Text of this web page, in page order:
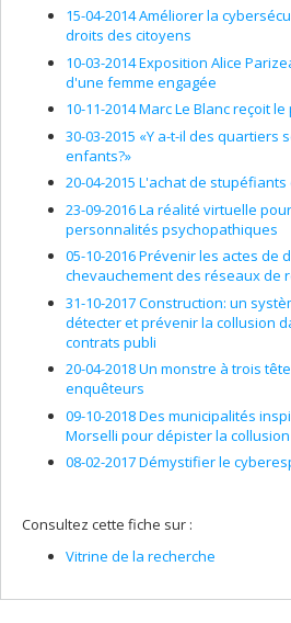
15-04-2014 Améliorer la
droits des citoyens
10-03-2014 Exposition Alice
d'une femme engagée
10-11-2014 Marc Le Blanc reçoit
30-03-2015 «Y a-t-il des quartiers
enfants?»
20-04-2015 L'achat de
23-09-2016 La réalité virtuelle
personnalités psychopathiques
05-10-2016 Prévenir les actes de
chevauchement des réseaux de
31-10-2017 Construction: un
détecter et prévenir la collusion
contrats publi
20-04-2018 Un monstre à trois
enquêteurs
09-10-2018 Des municipalités
Morselli pour dépister la collusion
08-02-2017 Démystifier le
Consultez cette fiche sur :
Vitrine de la recherche